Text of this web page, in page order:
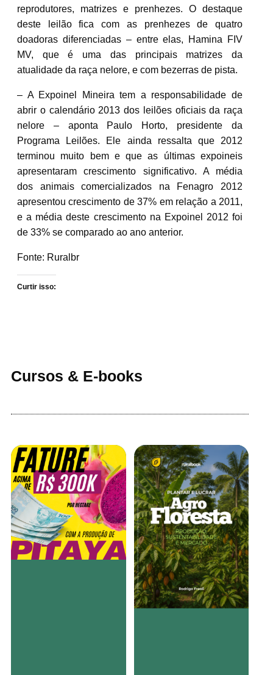
reprodutores, matrizes e prenhezes. O destaque
deste leilão fica com as prenhezes de quatro
doadoras diferenciadas – entre elas, Hamina FIV
MV, que é uma das principais matrizes da
atualidade da raça nelore, e com bezerras de pista.
– A Expoinel Mineira tem a responsabilidade de
abrir o calendário 2013 dos leilões oficiais da raça
nelore – aponta Paulo Horto, presidente da
Programa Leilões. Ele ainda ressalta que 2012
terminou muito bem e que as últimas expoineis
apresentaram crescimento significativo. A média
dos animais comercializados na Fenagro 2012
apresentou crescimento de 37% em relação a 2011,
e a média deste crescimento na Expoinel 2012 foi
de 33% se comparado ao ano anterior.
Fonte: Ruralbr
Curtir isso:
Cursos & E-books